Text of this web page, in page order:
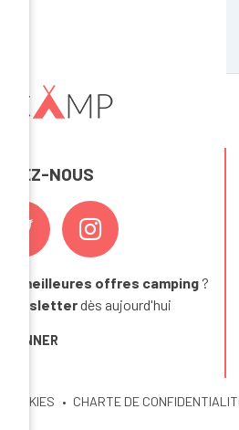
NOUS
meilleures offres camping ?
newsletterdès aujourd'hui
COOKIES CHARTE DE